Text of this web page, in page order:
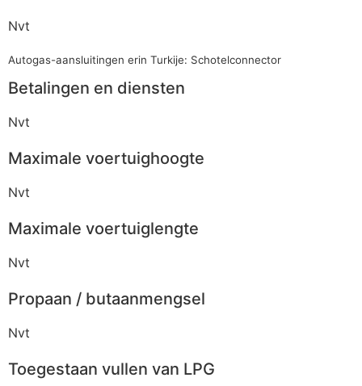
Nvt
Autogas-aansluitingen erin Turkije: Schotelconnector
Betalingen en diensten
Nvt
Maximale voertuighoogte
Nvt
Maximale voertuiglengte
Nvt
Propaan / butaanmengsel
Nvt
Toegestaan vullen van LPG